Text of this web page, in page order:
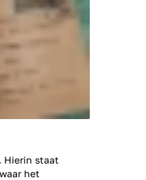
Hierin staat
het